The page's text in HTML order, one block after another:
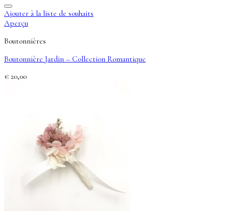
Ajouter à la liste de souhaits
Aperçu
Boutonnières
Boutonnière Jardin – Collection Romantique
€ 20,00